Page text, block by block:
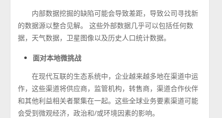
内部数据挖掘的缺陷可能会导致差距，导致公司寻找新
的数据源以整合见解。 这些外部数据几乎可以包括任何数
据，天气数据，卫星图像以及历史人口统计数据。
面对本地微挑战
在现代互联的生态系统中，企业越来越多地在渠道中运
作，这些渠道将供应商，监管机构，转售商，渠道合作伙伴
和其他利益相关者聚集在一起。这些全球业务要素渠道可能
会受到微观经济，政治和/或环境因素的影响。